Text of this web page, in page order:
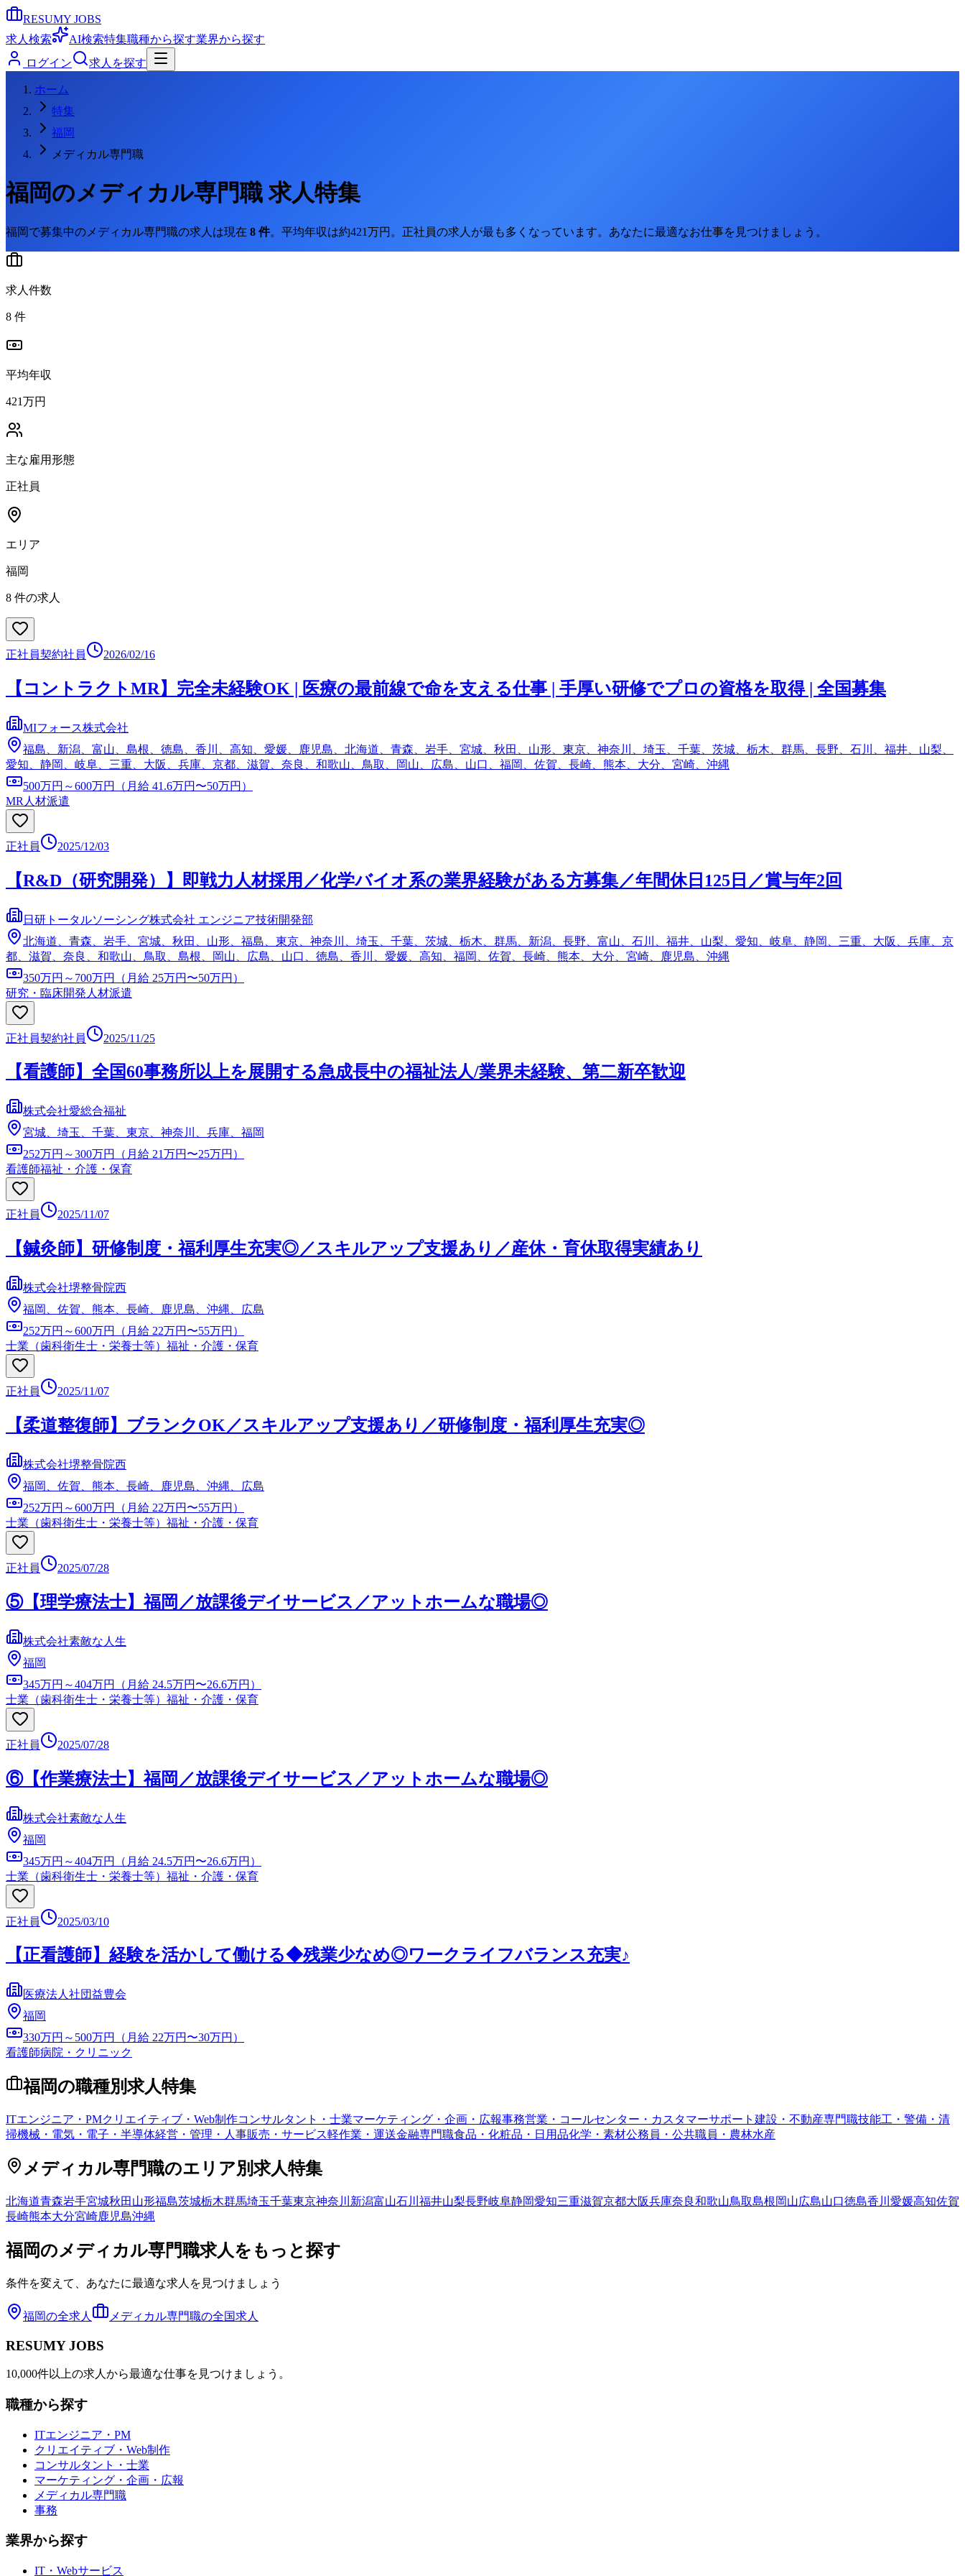
RESUMY JOBS
求人検索
AI検索特集職種から探す業界から探す
ログイン
求人を探す
ホーム
特集
福岡
メディカル専門職
福岡のメディカル専門職求人特集
福岡で募集中の メディカル専門職の求人は現在 8 件。 平均年収は約421万円。 正社員の求人が最も多くなっています。 あなたに最適なお仕事を見つけましょう。
求人件数
8 件
平均年収
421万円
主な雇用形態
正社員
エリア
福岡
8 件の求人
正社員契約社員 2026/02/16
【コントラクトMR】完全未経験OK | 医療の最前線で命を支える仕事 | 手厚い研修でプロの資格を取得 | 全国募集
MIフォース株式会社
福島、新潟、富山、島根、徳島、香川、高知、愛媛、鹿児島、北海道、青森、岩手、宮城、秋田、山形、東京、神奈川、埼玉、千葉、茨城、栃木、群馬、長野、石川、福井、山梨、
愛知、静岡、岐阜、三重、大阪、兵庫、京都、滋賀、奈良、和歌山、鳥取、岡山、広島、山口、福岡、佐賀、長崎、熊本、大分、宮崎、沖縄
500万円～600万円（月給 41.6万円〜50万円）
MR 人材派遣
正社員 2025/12/03
【R&D（研究開発）】即戦力人材採用／化学バイオ系の業界経験がある方募集／年間休日125日／賞与年2回
日研トータルソーシング株式会社 エンジニア技術開発部
北海道、青森、岩手、宮城、秋田、山形、福島、東京、神奈川、埼玉、千葉、茨城、栃木、群馬、新潟、長野、富山、石川、福井、山梨、愛知、岐阜、静岡、三重、大阪、兵庫、京
都、滋賀、奈良、和歌山、鳥取、島根、岡山、広島、山口、徳島、香川、愛媛、高知、福岡、佐賀、長崎、熊本、大分、宮崎、鹿児島、沖縄
350万円～700万円（月給 25万円〜50万円）
研究・臨床開発 人材派遣
正社員契約社員 2025/11/25
【看護師】全国60事務所以上を展開する急成長中の福祉法人/業界未経験、第二新卒歓迎
株式会社愛総合福祉
宮城、埼玉、千葉、東京、神奈川、兵庫、福岡
252万円～300万円（月給 21万円〜25万円）
看護師福祉・介護・保育
正社員 2025/11/07
【鍼灸師】研修制度・福利厚生充実◎／スキルアップ支援あり／産休・育休取得実績あり
株式会社堺整骨院西
福岡、佐賀、熊本、長崎、鹿児島、沖縄、広島
252万円～600万円（月給 22万円〜55万円）
士業（歯科衛生士・栄養士等） 福祉・介護・保育
正社員 2025/11/07
【柔道整復師】ブランクOK／スキルアップ支援あり／研修制度・福利厚生充実◎
株式会社堺整骨院西
福岡、佐賀、熊本、長崎、鹿児島、沖縄、広島
252万円～600万円（月給 22万円〜55万円）
士業（歯科衛生士・栄養士等） 福祉・介護・保育
正社員 2025/07/28
⑤【理学療法士】福岡／放課後デイサービス／アットホームな職場◎
株式会社素敵な人生
福岡
345万円～404万円（月給 24.5万円〜26.6万円）
士業（歯科衛生士・栄養士等） 福祉・介護・保育
正社員 2025/07/28
⑥【作業療法士】福岡／放課後デイサービス／アットホームな職場◎
株式会社素敵な人生
福岡
345万円～404万円（月給 24.5万円〜26.6万円）
士業（歯科衛生士・栄養士等） 福祉・介護・保育
正社員 2025/03/10
【正看護師】経験を活かして働ける◆残業少なめ◎ワークライフバランス充実♪
医療法人社団益豊会
福岡
330万円～500万円（月給 22万円〜30万円）
看護師病院・クリニック
福岡の職種別求人特集
ITエンジニア・PMクリエイティブ・Web制作コンサルタント・士業マーケティング・企画・広報事務営業・コールセンター・カスタマーサポート 建設・不動産専門職技能工・警備・清
掃機械・電気・電子・半導体経営・管理・人事販売・サービス軽作業・運送金融専門職食品・化粧品・日用品化学・素材公務員・公共職員・農林水産
メディカル専門職のエリア別求人特集
北海道青森岩手宮城秋田 山形福島茨城栃木群馬埼玉千葉東京神奈川 新潟富山石川 福井山梨長野岐阜静岡愛知三重滋賀京都大阪兵庫奈良和歌山鳥取島根岡山広島山口徳島香川 愛媛高知佐賀
長崎熊本大分宮崎鹿児島沖縄
福岡のメディカル専門職求人をもっと探す
条件を変えて、あなたに最適な求人を見つけましょう
福岡の全求人 メディカル専門職の全国求人
RESUMY JOBS
10,000件以上の求人から最適な仕事を見つけましょう。
職種から探す
ITエンジニア・PM
クリエイティブ・Web制作
コンサルタント・士業
マーケティング・企画・広報
メディカル専門職
事務
業界から探す
IT・Webサービス